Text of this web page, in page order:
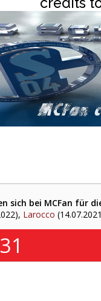
sich bei MCFan für
Larocco